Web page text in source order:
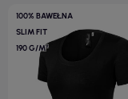
100% BAWEŁNA
SLIM FIT
190 G/M²